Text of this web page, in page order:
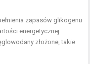
zapasów glikogenu
energetycznej
złożone, takie